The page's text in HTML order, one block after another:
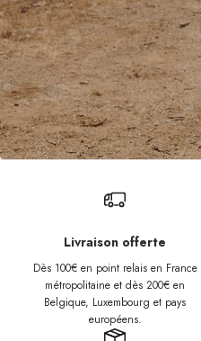
Livraison offerte
Dès 100€ en point relais en France
métropolitaine et dès 200€ en
Belgique, Luxembourg et pays
européens.